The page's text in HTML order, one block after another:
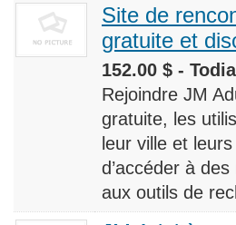
Site de
gratuite et
152.00 $ -
Rejoindre JM
gratuite, les
leur ville et
d’accéder à
aux outils de